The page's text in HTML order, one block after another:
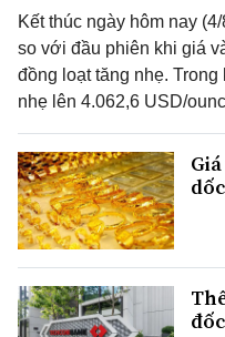
Kết thúc ngày hôm nay
so với đầu phiên khi giá
đồng loạt tăng nhẹ.
nhẹ lên 4.062,6 USD/